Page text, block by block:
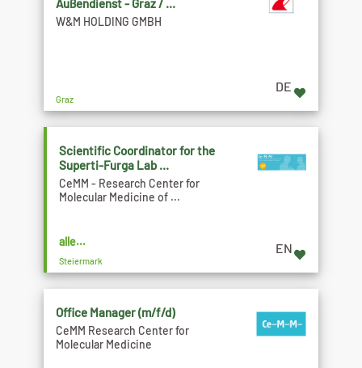
Außendienst - Graz / ...
W&M HOLDING GMBH
Graz
DE
Scientific Coordinator for the
Superti-Furga Lab ...
CeMM - Research Center for
Molecular Medicine of ...
alle...
Steiermark
EN
Office Manager (m/f/d)
CeMM Research Center for
Molecular Medicine